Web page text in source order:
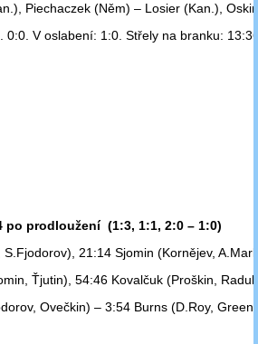
Piechaczek (Něm) – Losier (Kan.),
0:0. V oslabení: 1:0. Střely na branku:
po prodloužení (1:3, 1:1, 2:0 – 1:0)
21:14 Sjomin (Kornějev,
Ťjutin), 54:46 Kovalčuk (Proškin,
Ovečkin) – 3:54 Burns (D.Roy,